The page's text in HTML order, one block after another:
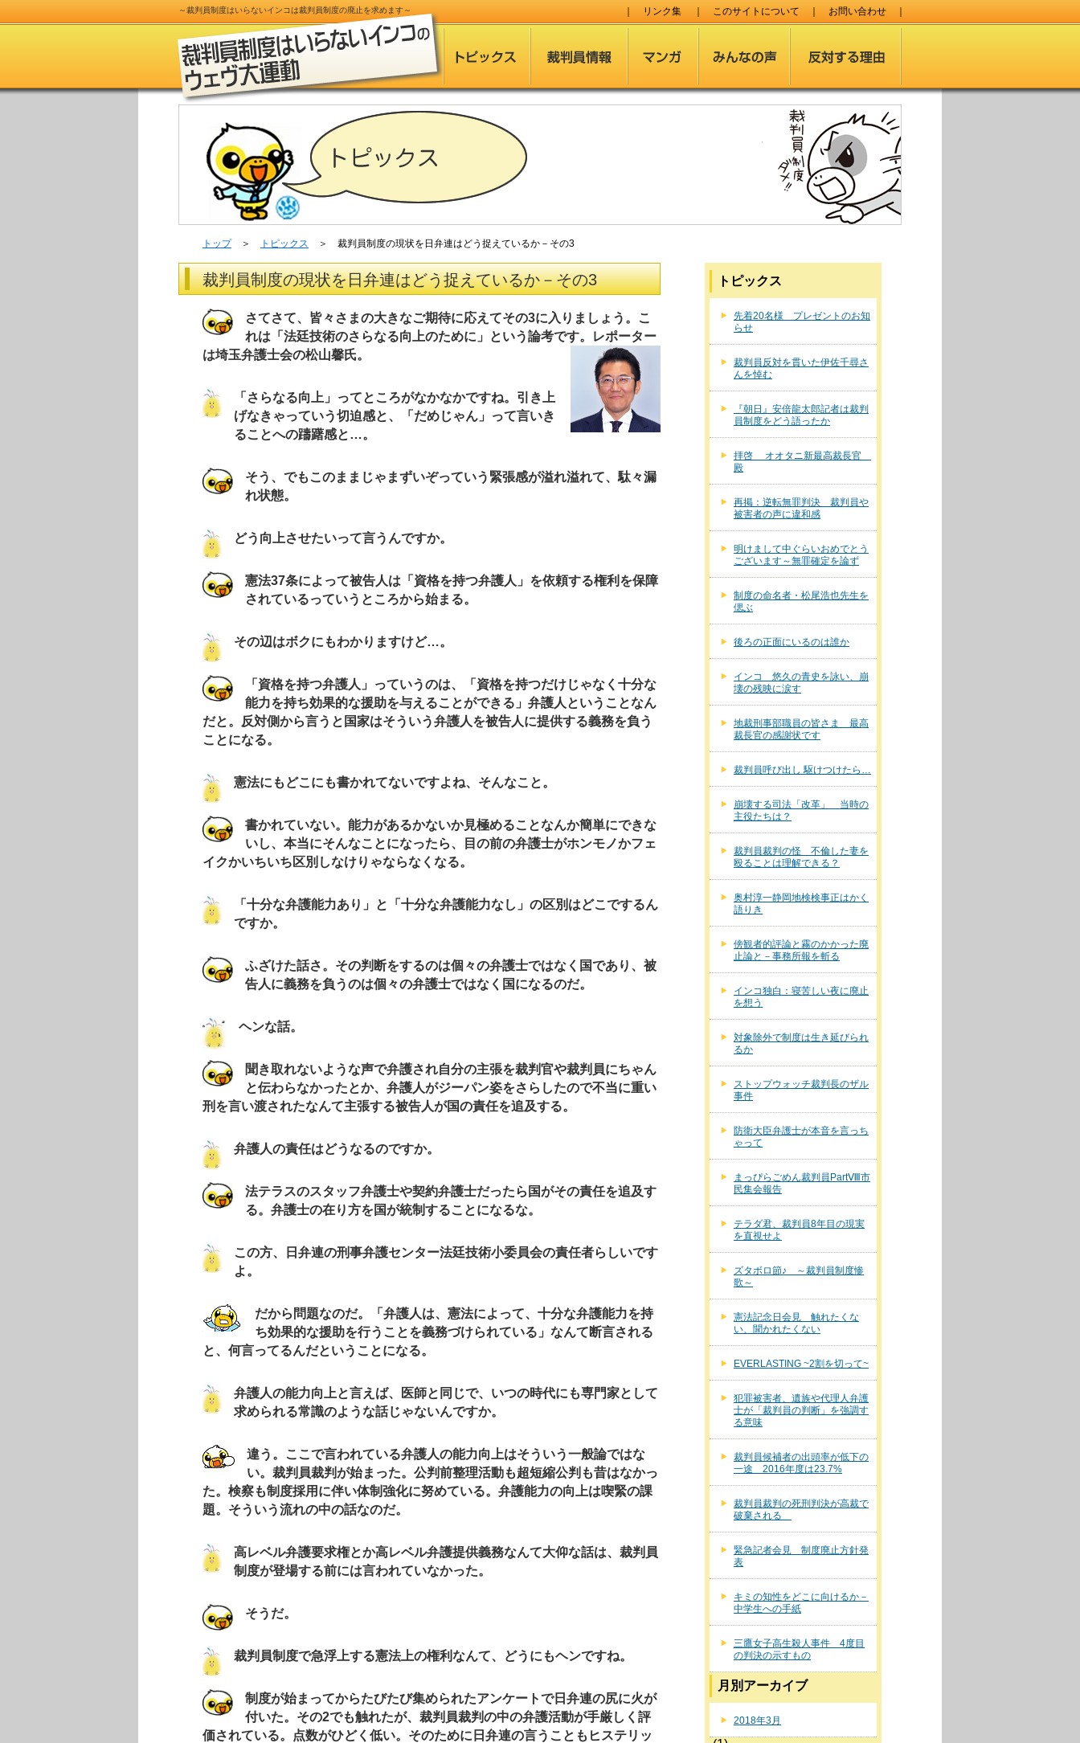
～裁判員制度はいらないインコは裁判員制度の廃止を求めます～ リンク集 このサイトについて お問い合わせ
トップ＞ トピックス ＞ 裁判員制度の現状を日弁連はどう捉えているか－その3
裁判員制度の現状を日弁連はどう捉えているか－その3
さてさて、皆々さまの大きなご期待に応えてその3に入りましょう。こ
れは「法廷技術のさらなる向上のために」という論考です。レポーター
は埼玉弁護士会の松山馨氏。
「さらなる向上」ってところがなかなかですね。引き上
げなきゃっていう切迫感と、「だめじゃん」って言いき
ることへの躊躇感と…。
そう、でもこのままじゃまずいぞっていう緊張感が溢れ溢れて、駄々漏
れ状態。
どう向上させたいって言うんですか。
憲法37条によって被告人は「資格を持つ弁護人」を依頼する権利を保障
されているっていうところから始まる。
その辺はボクにもわかりますけど…。
「資格を持つ弁護人」っていうのは、「資格を持つだけじゃなく十分な
能力を持ち効果的な援助を与えることができる」弁護人ということなん
だと。反対側から言うと国家はそういう弁護人を被告人に提供する義務を負う
ことになる。
憲法にもどこにも書かれてないですよね、そんなこと。
書かれていない。能力があるかないか見極めることなんか簡単にできな
いし、本当にそんなことになったら、目の前の弁護士がホンモノかフェ
イクかいちいち区別しなけりゃならなくなる。
「十分な弁護能力あり」と「十分な弁護能力なし」の区別はどこでするん
ですか。
ふざけた話さ。その判断をするのは個々の弁護士ではなく国であり、被
告人に義務を負うのは個々の弁護士ではなく国になるのだ。
ヘンな話。
聞き取れないような声で弁護され自分の主張を裁判官や裁判員にちゃん
と伝わらなかったとか、弁護人がジーパン姿をさらしたので不当に重い
刑を言い渡されたなんて主張する被告人が国の責任を追及する。
弁護人の責任はどうなるのですか。
法テラスのスタッフ弁護士や契約弁護士だったら国がその責任を追及す
る。弁護士の在り方を国が統制することになるな。
この方、日弁連の刑事弁護センター法廷技術小委員会の責任者らしいです
よ。
だから問題なのだ。「弁護人は、憲法によって、十分な弁護能力を持
ち効果的な援助を行うことを義務づけられている」なんて断言される
と、何言ってるんだということになる。
弁護人の能力向上と言えば、医師と同じで、いつの時代にも専門家として
求められる常識のような話じゃないんですか。
違う。ここで言われている弁護人の能力向上はそういう一般論ではな
い。裁判員裁判が始まった。公判前整理活動も超短縮公判も昔はなかっ
た。検察も制度採用に伴い体制強化に努めている。弁護能力の向上は喫緊の課
題。そういう流れの中の話なのだ。
高レベル弁護要求権とか高レベル弁護提供義務なんて大仰な話は、裁判員
制度が登場する前には言われていなかった。
そうだ。
裁判員制度で急浮上する憲法上の権利なんて、どうにもヘンですね。
制度が始まってからたびたび集められたアンケートで日弁連の尻に火が
付いた。その2でも触れたが、裁判員裁判の中の弁護活動が手厳しく評
価されている。点数がひどく低い。そのために日弁連の言うこともヒステリッ
トピックス
先着20名様 プレゼントのお知
らせ
裁判員反対を貫いた伊佐千尋さ
んを悼む
『朝日』安倍龍太郎記者は裁判
員制度をどう語ったか
拝啓 オオタニ新最高裁長官
殿
再掲：逆転無罪判決 裁判員や
被害者の声に違和感
明けまして中ぐらいおめでとう
ございます～無罪確定を論ず
制度の命名者・松尾浩也先生を
偲ぶ
後ろの正面にいるのは誰か
インコ 悠久の青史を詠い、崩
壊の残映に涙す
地裁刑事部職員の皆さま 最高
裁長官の感謝状です
裁判員呼び出し 駆けつけたら…
崩壊する司法「改革」 当時の
主役たちは？
裁判員裁判の怪 不倫した妻を
殴ることは理解できる？
奥村淳一静岡地検検事正はかく
語りき
傍観者的評論と霧のかかった廃
止論と－事務所報を斬る
インコ独白：寝苦しい夜に廃止
を想う
対象除外で制度は生き延びられ
るか
ストップウォッチ裁判長のザル
事件
防衛大臣弁護士が本音を言っち
ゃって
まっぴらごめん裁判員PartⅧ市
民集会報告
テラダ君、裁判員8年目の現実
を直視せよ
ズタボロ節♪ ～裁判員制度惨
歌～
憲法記念日会見 触れたくな
い、聞かれたくない
EVERLASTING ~2割を切って~
犯罪被害者、遺族や代理人弁護
士が「裁判員の判断」を強調す
る意味
裁判員候補者の出頭率が低下の
一途 2016年度は23.7%
裁判員裁判の死刑判決が高裁で
破棄される
緊急記者会見 制度廃止方針発
表
キミの知性をどこに向けるか－
中学生への手紙
三鷹女子高生殺人事件 4度目
の判決の示すもの
月別アーカイブ
2018年3月